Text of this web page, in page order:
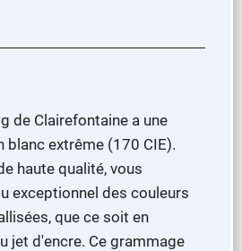
de Clairefontaine a une
blanc extrême (170 CIE).
haute qualité, vous
exceptionnel des couleurs
que ce soit en
jet d'encre. Ce grammage